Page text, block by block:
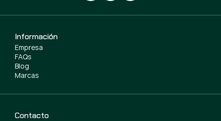
Información
Empresa
FAQs
Blog
Marcas
Contacto